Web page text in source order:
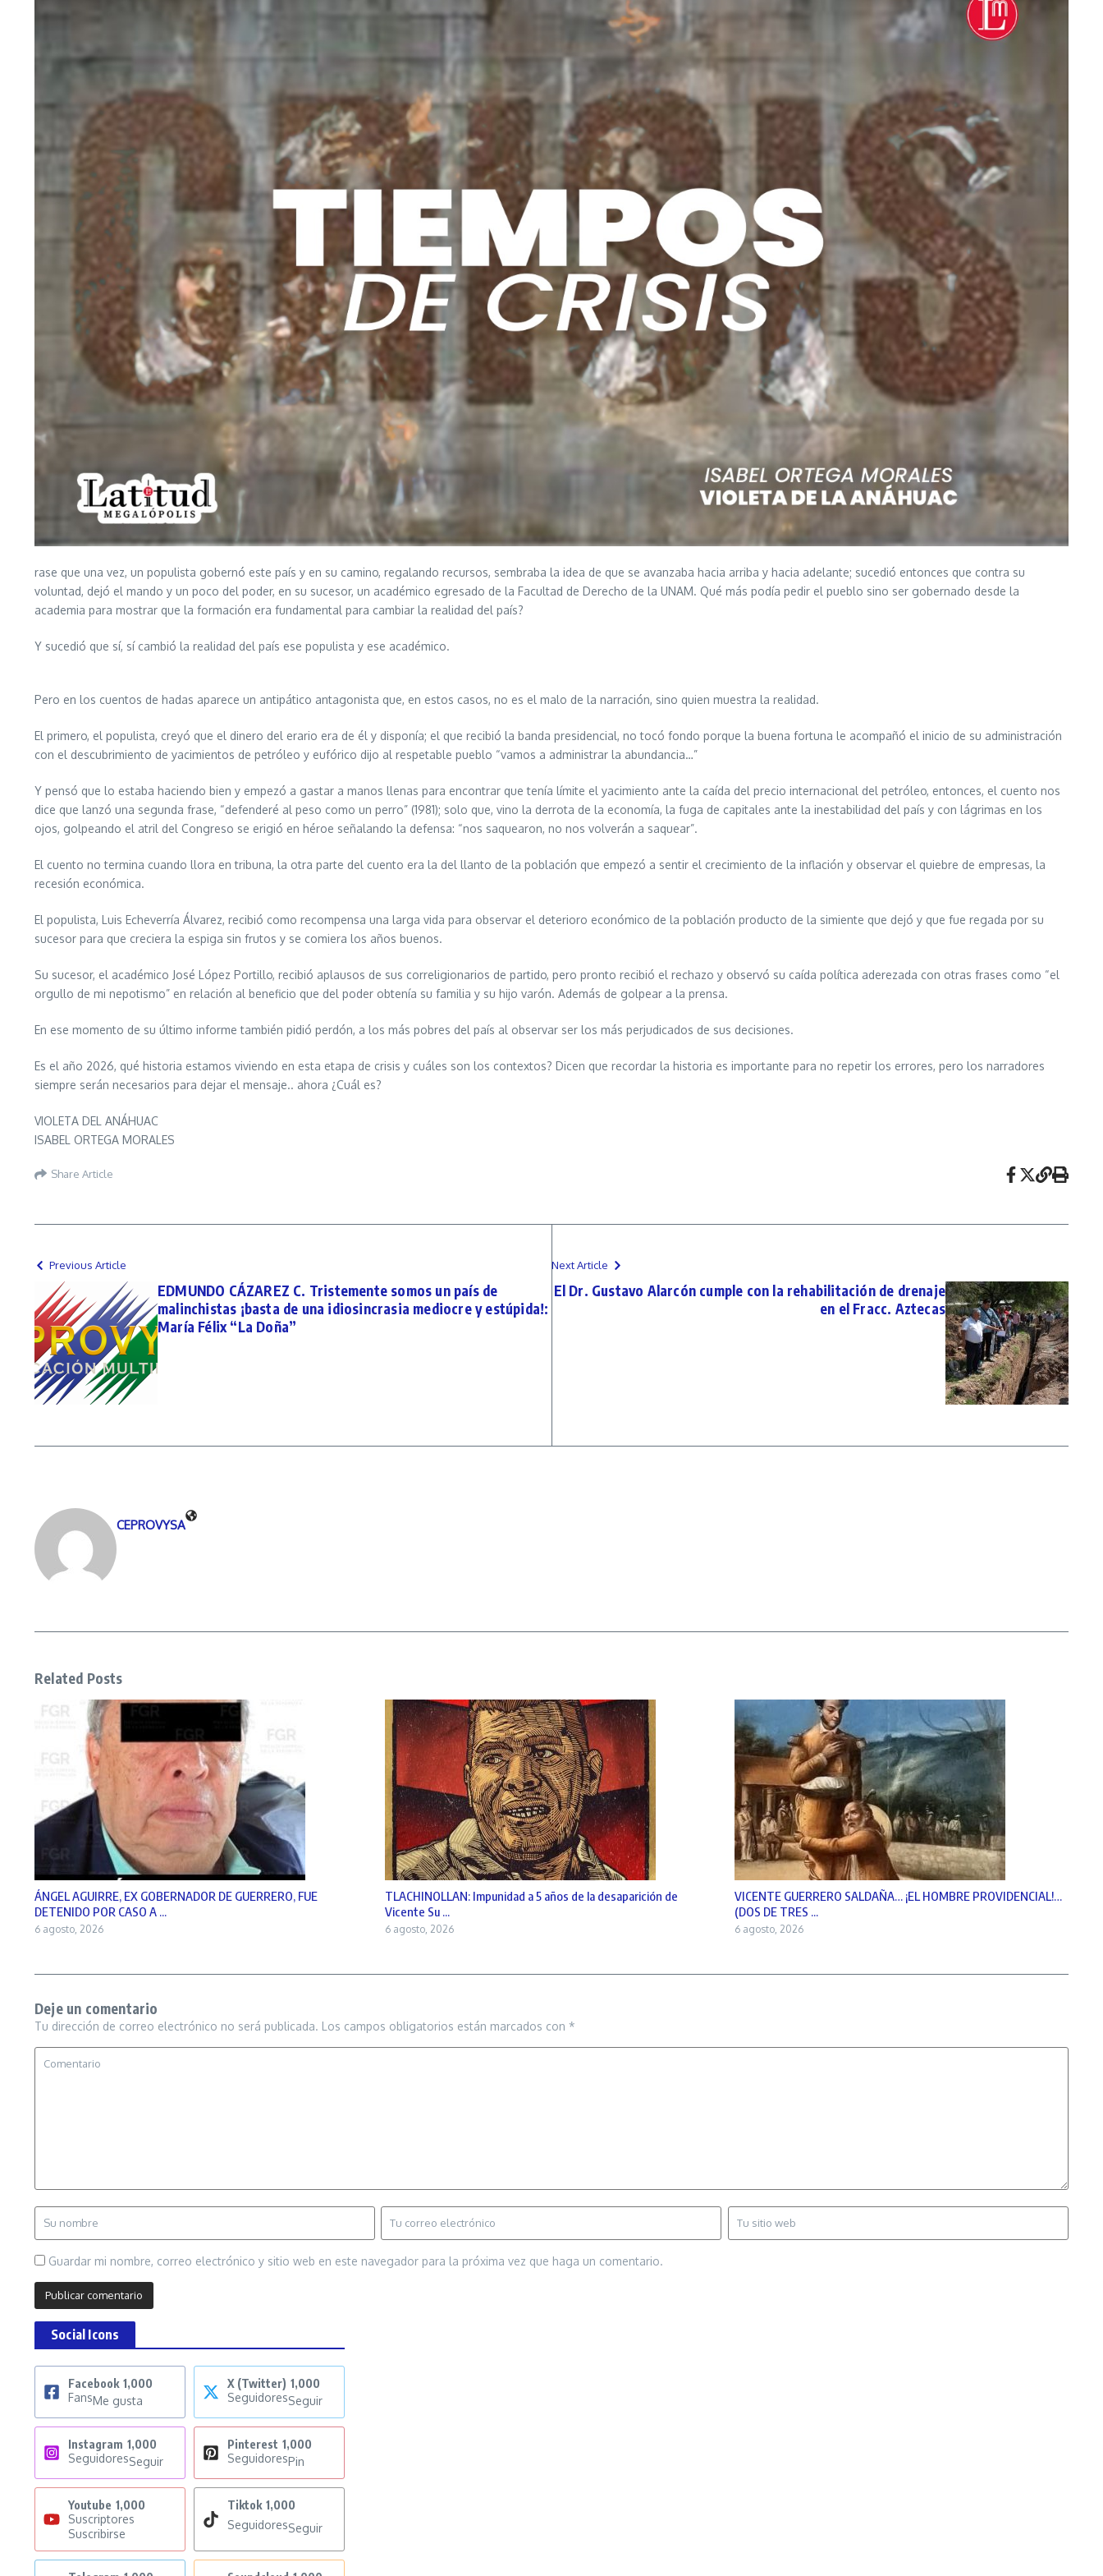
rase que una vez, un populista gobernó este país y en su camino, regalando recursos, sembraba la idea de que se avanzaba hacia arriba y hacia adelante; sucedió entonces que contra su
voluntad, dejó el mando y un poco del poder, en su sucesor, un académico egresado de la Facultad de Derecho de la UNAM. Qué más podía pedir el pueblo sino ser gobernado desde la
academia para mostrar que la formación era fundamental para cambiar la realidad del país?
Y sucedió que sí, sí cambió la realidad del país ese populista y ese académico.
Pero en los cuentos de hadas aparece un antipático antagonista que, en estos casos, no es el malo de la narración, sino quien muestra la realidad.
El primero, el populista, creyó que el dinero del erario era de él y disponía; el que recibió la banda presidencial, no tocó fondo porque la buena fortuna le acompañó el inicio de su administración
con el descubrimiento de yacimientos de petróleo y eufórico dijo al respetable pueblo “vamos a administrar la abundancia…”
Y pensó que lo estaba haciendo bien y empezó a gastar a manos llenas para encontrar que tenía límite el yacimiento ante la caída del precio internacional del petróleo, entonces, el cuento nos
dice que lanzó una segunda frase, “defenderé al peso como un perro” (1981); solo que, vino la derrota de la economía, la fuga de capitales ante la inestabilidad del país y con lágrimas en los
ojos, golpeando el atril del Congreso se erigió en héroe señalando la defensa: “nos saquearon, no nos volverán a saquear”.
El cuento no termina cuando llora en tribuna, la otra parte del cuento era la del llanto de la población que empezó a sentir el crecimiento de la inflación y observar el quiebre de empresas, la
recesión económica.
El populista, Luis Echeverría Álvarez, recibió como recompensa una larga vida para observar el deterioro económico de la población producto de la simiente que dejó y que fue regada por su
sucesor para que creciera la espiga sin frutos y se comiera los años buenos.
Su sucesor, el académico José López Portillo, recibió aplausos de sus correligionarios de partido, pero pronto recibió el rechazo y observó su caída política aderezada con otras frases como “el
orgullo de mi nepotismo” en relación al beneficio que del poder obtenía su familia y su hijo varón. Además de golpear a la prensa.
En ese momento de su último informe también pidió perdón, a los más pobres del país al observar ser los más perjudicados de sus decisiones.
Es el año 2026, qué historia estamos viviendo en esta etapa de crisis y cuáles son los contextos? Dicen que recordar la historia es importante para no repetir los errores, pero los narradores
siempre serán necesarios para dejar el mensaje.. ahora ¿Cuál es?
VIOLETA DEL ANÁHUAC
ISABEL ORTEGA MORALES
Share Article
Previous Article
EDMUNDO CÁZAREZ C. Tristemente somos un país de
malinchistas ¡basta de una idiosincrasia mediocre y estúpida!:
María Félix “La Doña”
Next Article
El Dr. Gustavo Alarcón cumple con la rehabilitación de drenaje
en el Fracc. Aztecas
CEPROVYSA
Related Posts
ÁNGEL AGUIRRE, EX GOBERNADOR DE GUERRERO, FUE
DETENIDO POR CASO A ...
6 agosto, 2026
TLACHINOLLAN: Impunidad a 5 años de la desaparición de
Vicente Su ...
6 agosto, 2026
VICENTE GUERRERO SALDAÑA… ¡EL HOMBRE PROVIDENCIAL!…
(DOS DE TRES ...
6 agosto, 2026
Deje un comentario
Tu dirección de correo electrónico no será publicada. Los campos obligatorios están marcados con *
Guardar mi nombre, correo electrónico y sitio web en este navegador para la próxima vez que haga un comentario.
Social Icons
Facebook 1,000
FansMe gusta
X (Twitter) 1,000
SeguidoresSeguir
Instagram 1,000
SeguidoresSeguir
Pinterest 1,000
SeguidoresPin
Youtube 1,000
Suscriptores
Suscribirse
Tiktok 1,000
SeguidoresSeguir